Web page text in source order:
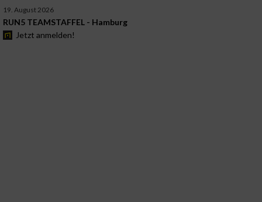
19. August 2026
RUN5 TEAMSTAFFEL - Hamburg
Jetzt anmelden!